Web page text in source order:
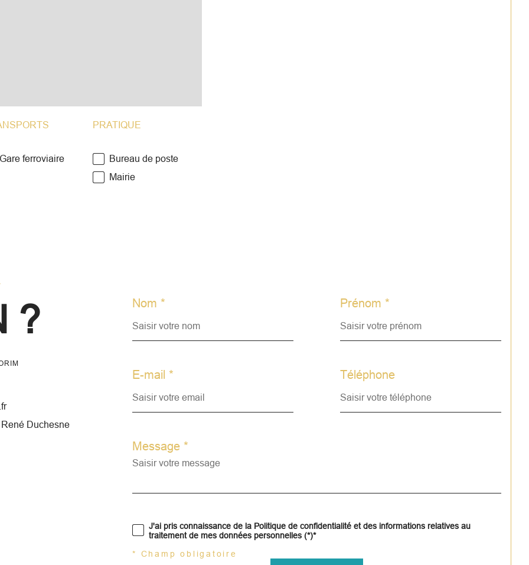
Gare ferroviaire
PRATIQUE
Bureau de poste
Mairie
?
Duchesne
Nom * Prénom *
E-mail * Téléphone
Message *
J'ai pris connaissance de la Politique de confidentialité et des informations relatives au
traitement de mes données personnelles (*)*
* Champ obligatoire